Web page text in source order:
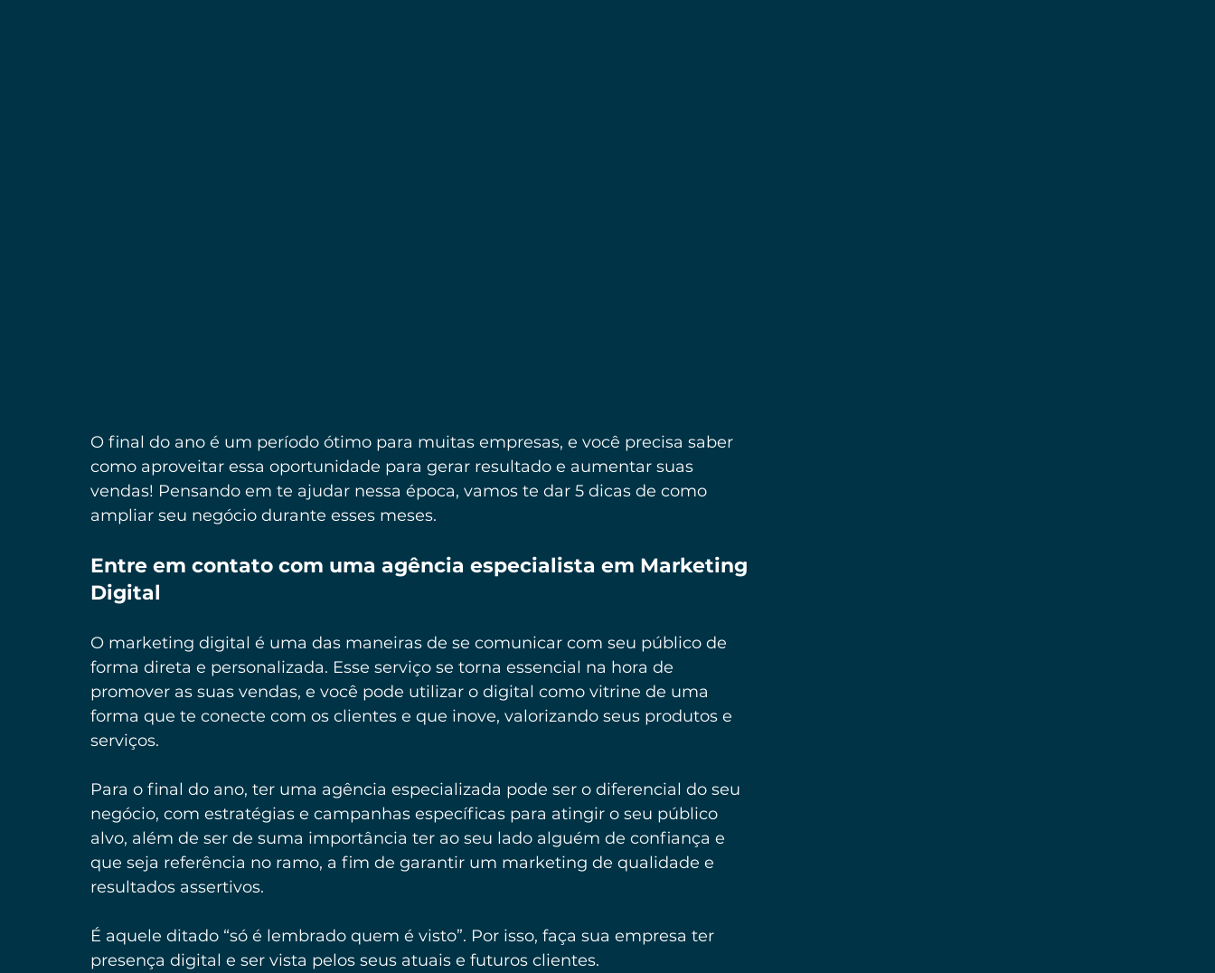
O final do ano é um período ótimo para muitas empresas, e você precisa saber
como aproveitar essa oportunidade para gerar resultado e aumentar suas
vendas! Pensando em te ajudar nessa época, vamos te dar 5 dicas de como
ampliar seu negócio durante esses meses.
Entre em contato com uma agência especialista em Marketing
Digital
O marketing digital é uma das maneiras de se comunicar com seu público de
forma direta e personalizada. Esse serviço se torna essencial na hora de
promover as suas vendas, e você pode utilizar o digital como vitrine de uma
forma que te conecte com os clientes e que inove, valorizando seus produtos e
serviços.
Para o final do ano, ter uma agência especializada pode ser o diferencial do seu
negócio, com estratégias e campanhas específicas para atingir o seu público
alvo, além de ser de suma importância ter ao seu lado alguém de confiança e
que seja referência no ramo, a fim de garantir um marketing de qualidade e
resultados assertivos.
É aquele ditado “só é lembrado quem é visto”. Por isso, faça sua empresa ter
presença digital e ser vista pelos seus atuais e futuros clientes.